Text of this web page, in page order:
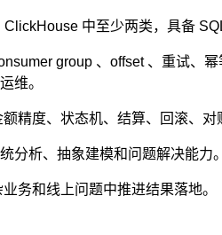
中至少两类，具备
group 、offset 、重试、
维。
精度、状态机、结算、回滚、对
分析、抽象建模和问题解决能力。
务和线上问题中推进结果落地。